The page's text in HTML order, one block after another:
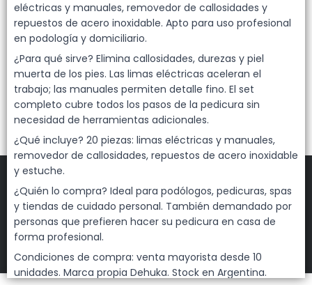
eléctricas y manuales, removedor de callosidades y
repuestos de acero inoxidable. Apto para uso profesional
en podología y domiciliario.
¿Para qué sirve? Elimina callosidades, durezas y piel
muerta de los pies. Las limas eléctricas aceleran el
trabajo; las manuales permiten detalle fino. El set
completo cubre todos los pasos de la pedicura sin
necesidad de herramientas adicionales.
¿Qué incluye? 20 piezas: limas eléctricas y manuales,
removedor de callosidades, repuestos de acero inoxidable
y estuche.
¿Quién lo compra? Ideal para podólogos, pedicuras, spas
y tiendas de cuidado personal. También demandado por
personas que prefieren hacer su pedicura en casa de
forma profesional.
Condiciones de compra: venta mayorista desde 10
unidades. Marca propia Dehuka. Stock en Argentina.
FILTROS
Defensa de las y los consumidores. Para reclamos
ingresá acá.